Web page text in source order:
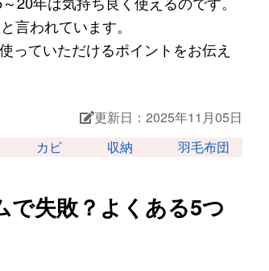
言われています。
っていただけるポイントをお伝え
更新日：2025年11月05日
カビ 収納 羽毛布団
で失敗？よくある5つ